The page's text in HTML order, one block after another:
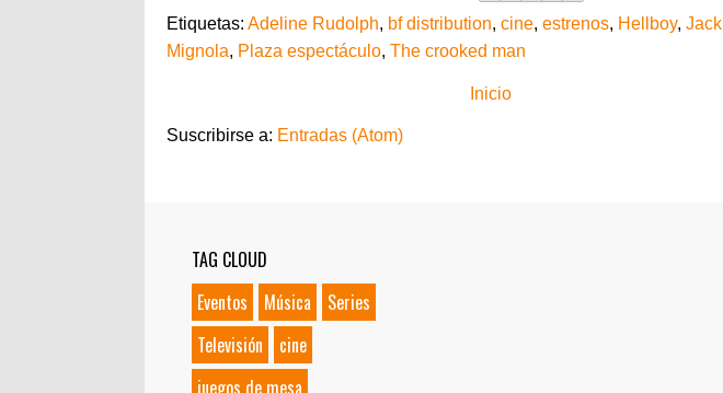
Etiquetas: Adeline Rudolph, bf distribution, cine, estrenos, Hellboy,
Mignola, Plaza espectáculo, The crooked man
Inicio
Suscribirse a: Entradas (Atom)
TAG CLOUD
Eventos
Música
Series
Televisión
cine
juegos de mesa